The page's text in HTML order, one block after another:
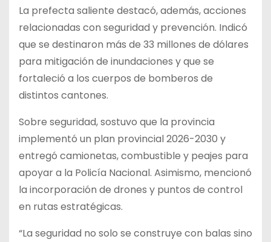
La prefecta saliente destacó, además, acciones
relacionadas con seguridad y prevención. Indicó
que se destinaron más de 33 millones de dólares
para mitigación de inundaciones y que se
fortaleció a los cuerpos de bomberos de
distintos cantones.
Sobre seguridad, sostuvo que la provincia
implementó un plan provincial 2026-2030 y
entregó camionetas, combustible y peajes para
apoyar a la Policía Nacional. Asimismo, mencionó
la incorporación de drones y puntos de control
en rutas estratégicas.
“La seguridad no solo se construye con balas sino